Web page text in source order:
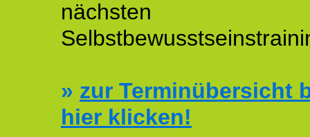
nächsten
» zur Terminübersicht
hier klicken!